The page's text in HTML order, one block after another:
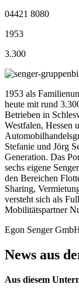
04421 8080
1953
3.300
1953 als
heute mit rund
Betrieben in
Westfalen, Hessen
Stefanie und Jörg
Generation. Das
sechs eigene
den Bereichen
Sharing,
versteht sich als
Mobilitätspartner
Egon Senger
News aus
Aus diesem